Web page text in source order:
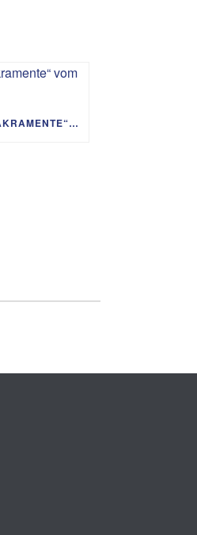
PREDIGTREIHE „SAKRAMENTE“ VOM 12. BIS 26. JULI